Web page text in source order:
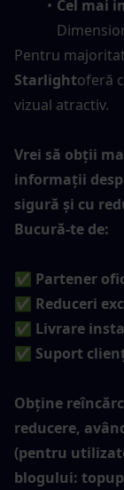
Cel mai
Pentru
Starlightoferă
vizual atractiv.
Vrei să obții
informații
sigură și cu
Bucură-te de:
✅ Partener
✅ Reduceri
✅ Livrare
✅ Suport
Obține
reducere,
(pentru
blogului: